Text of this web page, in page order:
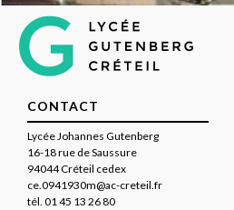
Lycée Gutenberg de Créteil
Recherche
CONTACT
Lycée Johannes Gutenberg
16-18 rue de Saussure
94044 Créteil cedex
ce.0941930m@ac-creteil.fr
tél. 01 45 13 26 80